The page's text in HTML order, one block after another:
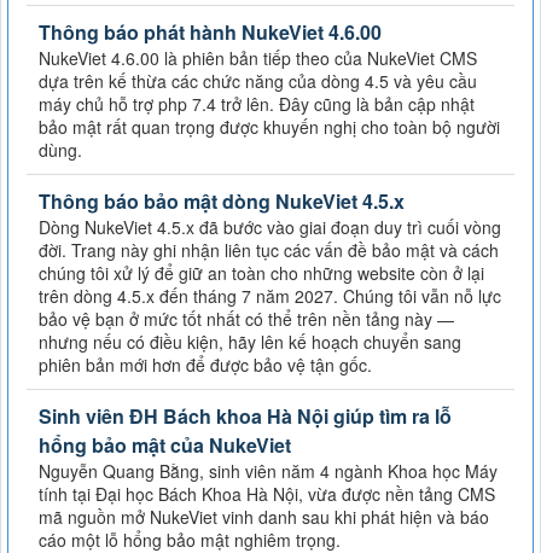
Thông báo phát hành NukeViet 4.6.00
NukeViet 4.6.00 là phiên bản tiếp theo của NukeViet CMS
dựa trên kế thừa các chức năng của dòng 4.5 và yêu cầu
máy chủ hỗ trợ php 7.4 trở lên. Đây cũng là bản cập nhật
bảo mật rất quan trọng được khuyến nghị cho toàn bộ người
dùng.
Thông báo bảo mật dòng NukeViet 4.5.x
Dòng NukeViet 4.5.x đã bước vào giai đoạn duy trì cuối vòng
đời. Trang này ghi nhận liên tục các vấn đề bảo mật và cách
chúng tôi xử lý để giữ an toàn cho những website còn ở lại
trên dòng 4.5.x đến tháng 7 năm 2027. Chúng tôi vẫn nỗ lực
bảo vệ bạn ở mức tốt nhất có thể trên nền tảng này —
nhưng nếu có điều kiện, hãy lên kế hoạch chuyển sang
phiên bản mới hơn để được bảo vệ tận gốc.
Sinh viên ĐH Bách khoa Hà Nội giúp tìm ra lỗ
hổng bảo mật của NukeViet
Nguyễn Quang Bằng, sinh viên năm 4 ngành Khoa học Máy
tính tại Đại học Bách Khoa Hà Nội, vừa được nền tảng CMS
mã nguồn mở NukeViet vinh danh sau khi phát hiện và báo
cáo một lỗ hổng bảo mật nghiêm trọng.